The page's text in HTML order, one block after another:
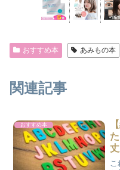
おすすめ本 あみもの本
関連記事
おすすめ本